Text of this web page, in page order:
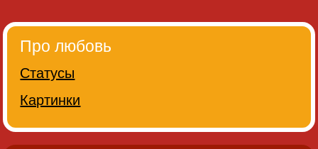
Про любовь
Статусы
Картинки